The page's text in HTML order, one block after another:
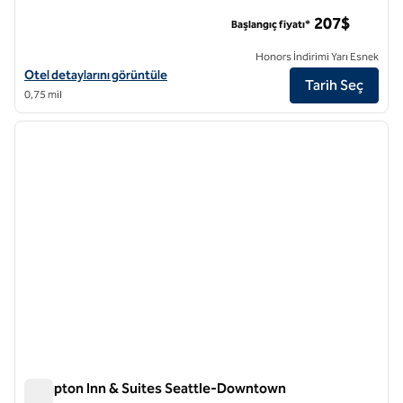
The Sound Hotel Seattle Belltown, Tapestry Collection by Hilton için
Otel detaylarını görüntüle
0,75 mil
Başlangıç fiyatı* 207$
Honors İndirimi Yarı Esnek
Tarih Seç
1/12
1 / 12
Hampton Inn & Suites Seattle-Downtown